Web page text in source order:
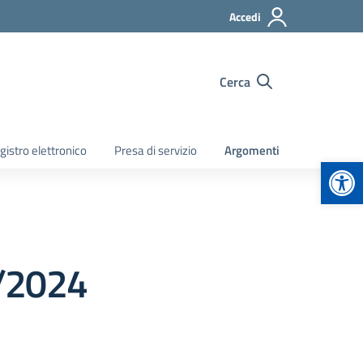
Accedi
Cerca
elettronico Presa di servizio Argomenti
2024